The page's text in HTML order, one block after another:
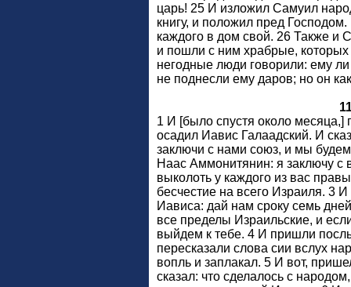
царь! 25 И изложил Самуил
книгу, и положил пред
каждого в дом свой. 26 Также и
и пошли с ним храбрые, которых
негодные люди говорили: ему
не поднесли ему даров; но он
1 И [было спустя около
осадил Иавис Галаадский. И
заключи с нами союз, и мы
Наас Аммонитянин: я заключу с
выколоть у каждого из вас
бесчестие на всего Израиля. 3
Иависа: дай нам сроку семь
все пределы Израильские, и
выйдем к тебе. 4 И пришли
пересказали слова сии вслух
вопль и заплакал. 5 И вот,
сказал: что сделалось с